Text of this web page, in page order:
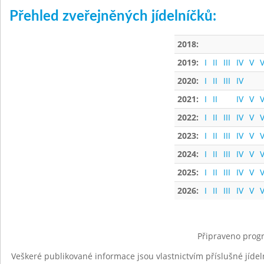
Přehled zveřejněných jídelníčků:
2018:
2019:
I II III IV V
2020:
I II III
IV
2021:
I II IV V
2022:
I II III IV V
2023:
I II III IV V
2024:
I II III IV V
2025:
I II III IV V
2026:
I II III IV V
Připraveno
Veškeré publikované informace jsou vlastnictvím příslušné